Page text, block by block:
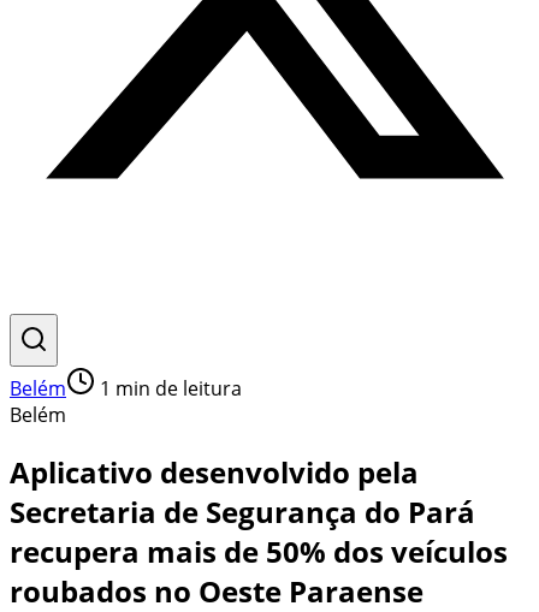
Belém 1 min de leitura
Belém
Aplicativo desenvolvido pela
Secretaria de Segurança do Pará
recupera mais de 50% dos veículos
roubados no Oeste Paraense